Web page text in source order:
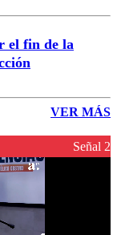
el fin de la
VER MÁS
Señal 2